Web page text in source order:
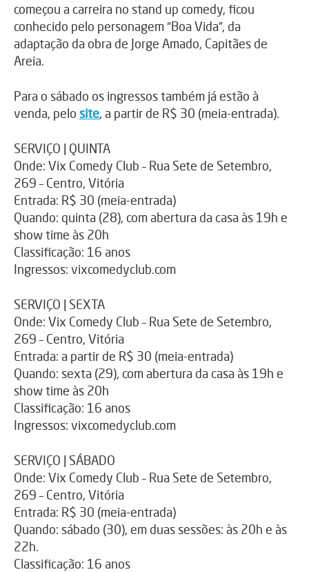
começou a carreira no stand up comedy, ficou
conhecido pelo personagem “Boa Vida”, da
adaptação da obra de Jorge Amado, Capitães de
Areia.
Para o sábado os ingressos também já estão à
venda, pelo site, a partir de R$ 30 (meia-entrada).
SERVIÇO | QUINTA
Onde: Vix Comedy Club – Rua Sete de Setembro,
269 – Centro, Vitória
Entrada: R$ 30 (meia-entrada)
Quando: quinta (28), com abertura da casa às 19h e
show time às 20h
Classificação: 16 anos
Ingressos: vixcomedyclub.com
SERVIÇO | SEXTA
Onde: Vix Comedy Club – Rua Sete de Setembro,
269 – Centro, Vitória
Entrada: a partir de R$ 30 (meia-entrada)
Quando: sexta (29), com abertura da casa às 19h e
show time às 20h
Classificação: 16 anos
Ingressos: vixcomedyclub.com
SERVIÇO | SÁBADO
Onde: Vix Comedy Club – Rua Sete de Setembro,
269 – Centro, Vitória
Entrada: R$ 30 (meia-entrada)
Quando: sábado (30), em duas sessões: às 20h e às
22h.
Classificação: 16 anos